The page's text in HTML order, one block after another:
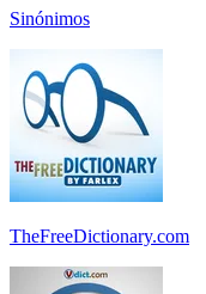
Sinónimos
TheFreeDictionary.com